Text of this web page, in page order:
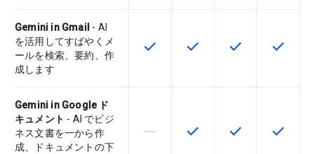
Gemini in Gmail - AI
を活用してすばやくメ
ールを検索、要約、作
成します
この機能は該当の SKU で利用で
check この機能は該当の SKU
check この機能は該当
check この機
check
Gemini in Google ド
キュメント - AI でビジ
ネス文書を一から作
成、ドキュメントの下
この機能は該当の SKU でサポー
horizontal_rule この機能は該当の SKU
check この機能は該当
check この機
check